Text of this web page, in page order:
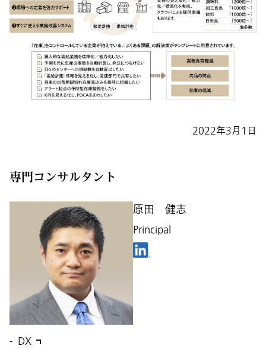
2022年3月1日
専門コンサルタント
原田 健志
Principal
DX